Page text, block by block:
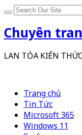
Chuyên
LAN TỎA KIẾN
Trang chủ
Tin Tức
Microsoft 365
Windows 11